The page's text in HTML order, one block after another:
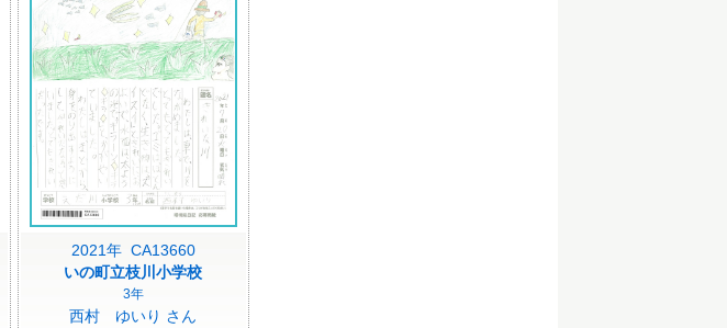
2021年 CA13660
いの町立枝川小学校
3年
西村 ゆいり さん